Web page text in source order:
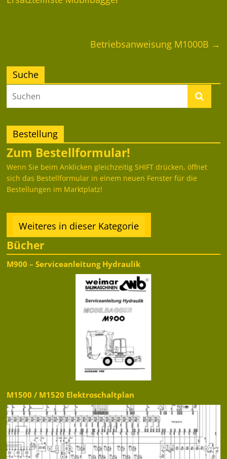
Betriebsanweisung M1000B →
Suche
Bestellung
Zum Bestellformular!
Wenn Sie beim Anklicken gleichzeitig SHIFT drücken, öffnet
sich das Bestellformular in einem neuen Fenster für die
Bestellungen im Marktplatz!
Weiteres in dieser Kategorie
Bücher
M900 – Serviceanleitung Hydraulik
M1500 / M1520 Elektroschaltplan